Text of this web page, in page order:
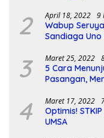
2 April 18, 2022 9
Wabup
Sandiaga Uno
3 Maret 25, 2022
5 Cara
Pasangan,
4 Maret 17, 2022
Optimis!
UMSA